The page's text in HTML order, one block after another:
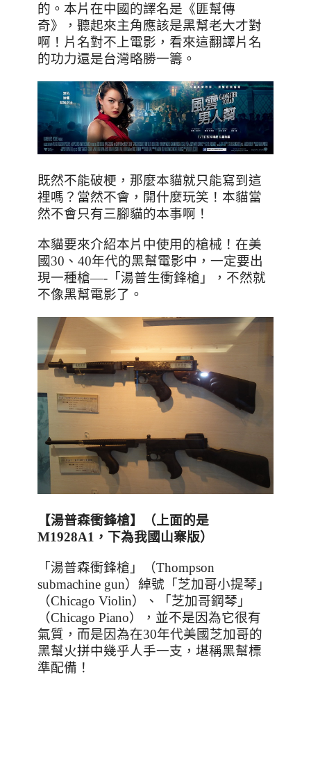
的。本片在中國的譯名是《匪幫傳
奇》，聽起來主角應該是黑幫老大才對
啊！片名對不上電影，看來這翻譯片名
的功力還是台灣略勝一籌。
既然不能破梗，那麼本貓就只能寫到這
裡嗎？當然不會，開什麼玩笑！本貓當
然不會只有三腳貓的本事啊！
本貓要來介紹本片中使用的槍械！在美
國30 、 40年代的黑幫電影中，一定要出
現一種槍—- 「湯普生衝鋒槍」，不然就
不像黑幫電影了。
【湯普森衝鋒槍】（上面的是
M1928A1，下為我國山寨版）
「湯普森衝鋒槍」（Thompson
submachine gun）綽號「芝加哥小提琴」
（Chicago Violin）、「芝加哥鋼琴」
（Chicago Piano），並不是因為它很有
氣質，而是因為在30年代美國芝加哥的
黑幫火拼中幾乎人手一支，堪稱黑幫標
準配備！